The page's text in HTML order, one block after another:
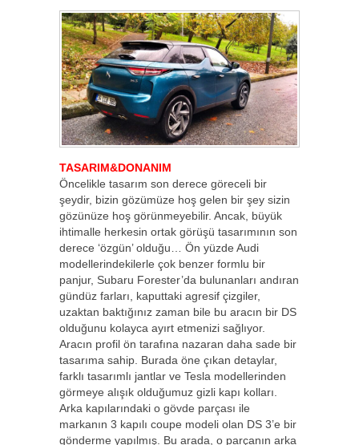
TASARIM&DONANIM
Öncelikle tasarım son derece göreceli bir
şeydir, bizin gözümüze hoş gelen bir şey sizin
gözünüze hoş görünmeyebilir. Ancak, büyük
ihtimalle herkesin ortak görüşü tasarımının son
derece ‘özgün’ olduğu… Ön yüzde Audi
modellerindekilerle çok benzer formlu bir
panjur, Subaru Forester’da bulunanları andıran
gündüz farları, kaputtaki agresif çizgiler,
uzaktan baktığınız zaman bile bu aracın bir DS
olduğunu kolayca ayırt etmenizi sağlıyor.
Aracın profil ön tarafına nazaran daha sade bir
tasarıma sahip. Burada öne çıkan detaylar,
farklı tasarımlı jantlar ve Tesla modellerinden
görmeye alışık olduğumuz gizli kapı kolları.
Arka kapılarındaki o gövde parçası ile
markanın 3 kapılı coupe modeli olan DS 3’e bir
gönderme yapılmış. Bu arada, o parçanın arka